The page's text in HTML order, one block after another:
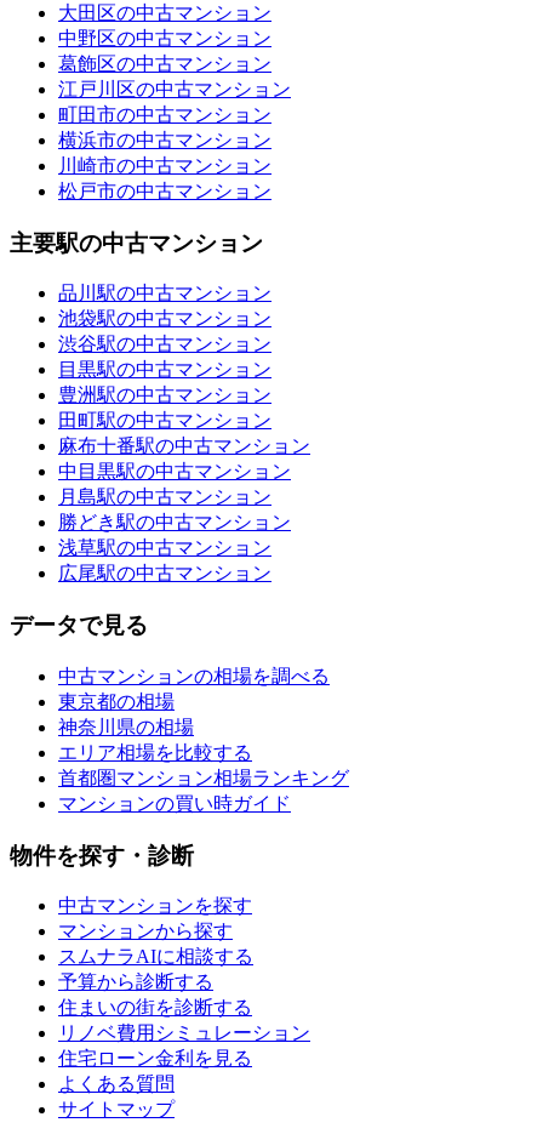
大田区の中古マンション
中野区の中古マンション
葛飾区の中古マンション
江戸川区の中古マンション
町田市の中古マンション
横浜市の中古マンション
川崎市の中古マンション
松戸市の中古マンション
主要駅の中古マンション
品川駅の中古マンション
池袋駅の中古マンション
渋谷駅の中古マンション
目黒駅の中古マンション
豊洲駅の中古マンション
田町駅の中古マンション
麻布十番駅の中古マンション
中目黒駅の中古マンション
月島駅の中古マンション
勝どき駅の中古マンション
浅草駅の中古マンション
広尾駅の中古マンション
データで見る
中古マンションの相場を調べる
東京都の相場
神奈川県の相場
エリア相場を比較する
首都圏マンション相場ランキング
マンションの買い時ガイド
物件を探す・診断
中古マンションを探す
マンションから探す
スムナラAIに相談する
予算から診断する
住まいの街を診断する
リノベ費用シミュレーション
住宅ローン金利を見る
よくある質問
サイトマップ